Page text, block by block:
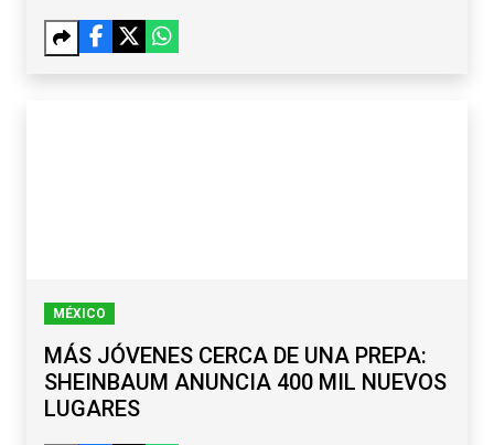
MÉXICO
MÁS JÓVENES CERCA DE UNA PREPA:
SHEINBAUM ANUNCIA 400 MIL NUEVOS
LUGARES